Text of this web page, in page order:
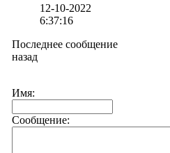
12-10-2022
6:37:16
Последнее сообщение
назад
Имя:
Сообщение: